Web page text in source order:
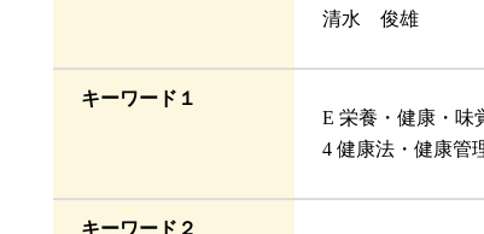
清水 俊雄
キーワード１
E 栄養・健康・味
4 健康法・健康管
キーワード２